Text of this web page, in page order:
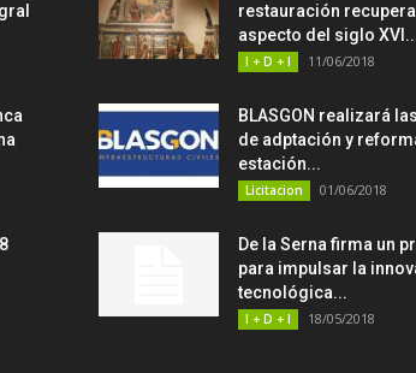
restauración recupera
aspecto del siglo
I + D + I 11/06/2018
BLASGON realizará
de adptación y
estación...
Licitacion 01/06/2018
De la Serna firma un
para impulsar la
tecnológica...
I + D + I 18/05/2018